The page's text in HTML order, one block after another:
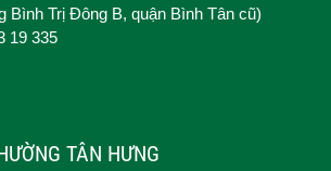
Bình Trị Đông B, quận Bình Tân cũ)
19 335
TÂN HƯNG